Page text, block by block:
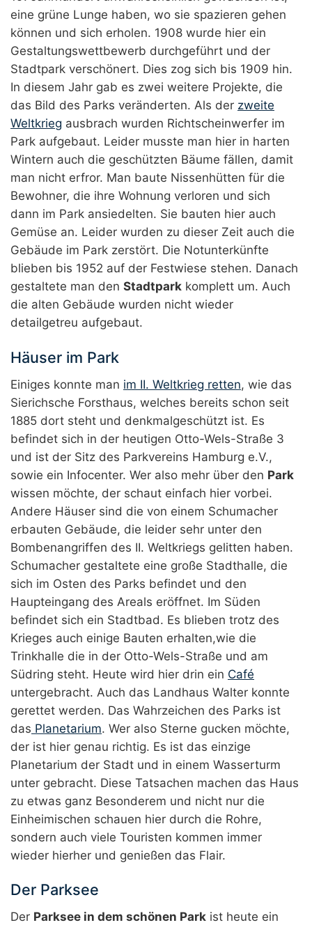
eine grüne Lunge haben, wo sie spazieren gehen
können und sich erholen. 1908 wurde hier ein
Gestaltungswettbewerb durchgeführt und der
Stadtpark verschönert. Dies zog sich bis 1909 hin.
In diesem Jahr gab es zwei weitere Projekte, die
das Bild des Parks veränderten. Als der zweite
Weltkrieg ausbrach wurden Richtscheinwerfer im
Park aufgebaut. Leider musste man hier in harten
Wintern auch die geschützten Bäume fällen, damit
man nicht erfror. Man baute Nissenhütten für die
Bewohner, die ihre Wohnung verloren und sich
dann im Park ansiedelten. Sie bauten hier auch
Gemüse an. Leider wurden zu dieser Zeit auch die
Gebäude im Park zerstört. Die Notunterkünfte
blieben bis 1952 auf der Festwiese stehen. Danach
gestaltete man den Stadtpark komplett um. Auch
die alten Gebäude wurden nicht wieder
detailgetreu aufgebaut.
Häuser im Park
Einiges konnte man im II. Weltkrieg retten, wie das
Sierichsche Forsthaus, welches bereits schon seit
1885 dort steht und denkmalgeschützt ist. Es
befindet sich in der heutigen Otto-Wels-Straße 3
und ist der Sitz des Parkvereins Hamburg e.V.,
sowie ein Infocenter. Wer also mehr über den Park
wissen möchte, der schaut einfach hier vorbei.
Andere Häuser sind die von einem Schumacher
erbauten Gebäude, die leider sehr unter den
Bombenangriffen des II. Weltkriegs gelitten haben.
Schumacher gestaltete eine große Stadthalle, die
sich im Osten des Parks befindet und den
Haupteingang des Areals eröffnet. Im Süden
befindet sich ein Stadtbad. Es blieben trotz des
Krieges auch einige Bauten erhalten,wie die
Trinkhalle die in der Otto-Wels-Straße und am
Südring steht. Heute wird hier drin ein Café
untergebracht. Auch das Landhaus Walter konnte
gerettet werden. Das Wahrzeichen des Parks ist
das Planetarium. Wer also Sterne gucken möchte,
der ist hier genau richtig. Es ist das einzige
Planetarium der Stadt und in einem Wasserturm
unter gebracht. Diese Tatsachen machen das Haus
zu etwas ganz Besonderem und nicht nur die
Einheimischen schauen hier durch die Rohre,
sondern auch viele Touristen kommen immer
wieder hierher und genießen das Flair.
Der Parksee
Der Parksee in dem schönen Park ist heute ein